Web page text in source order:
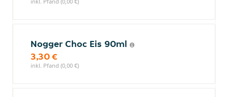
Nogger Choc Eis 90ml
3,30 €
inkl. Pfand (0,00 €)